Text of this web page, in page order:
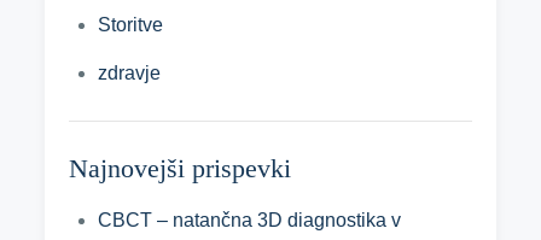
Storitve
zdravje
Najnovejši prispevki
CBCT – natančna 3D diagnostika v